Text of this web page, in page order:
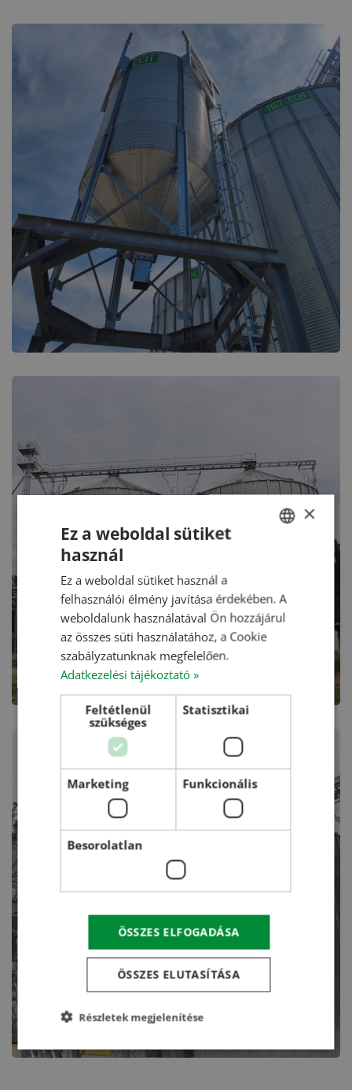
ROMANIAN
CROATIAN
×
Ez a weboldal sütiket
használ
Ez a weboldal sütiket használ a
felhasználói élmény javítása érdekében. A
weboldalunk használatával Ön hozzájárul
az összes süti használatához, a Cookie
szabályzatunknak megfelelően.
Adatkezelési tájékoztató »
Feltétlenül
szükséges
Statisztikai
Marketing Funkcionális
Besorolatlan
ÖSSZES ELFOGADÁSA
ÖSSZES ELUTASÍTÁSA
Részletek megjelenítése